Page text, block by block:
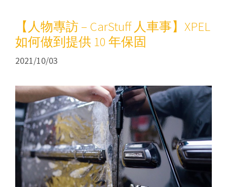
【人物專訪 – CarStuff 人車事】XPEL
如何做到提供 10 年保固
2021/10/03